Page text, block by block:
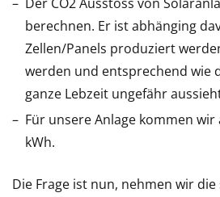
berechnen. Er ist abhänging
Zellen/Panels produziert
werden und entsprechend wie
ganze Lebzeit ungefähr
Für unsere Anlage kommen wir
kWh.
Die Frage ist nun, nehmen wir